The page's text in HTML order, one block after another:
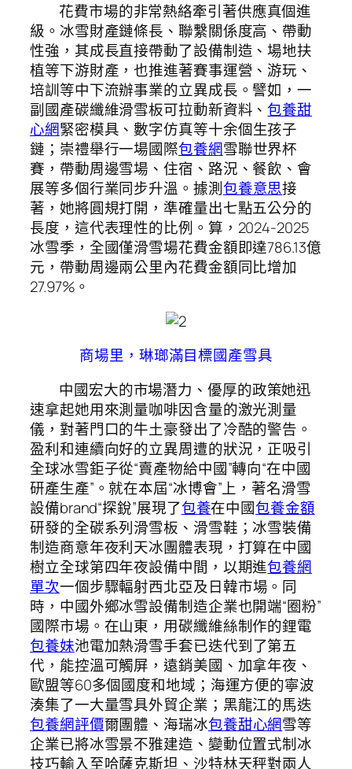
花費市場的非常熱絡牽引著供應真個進
級。冰雪財產鏈條長、聯繫關係度高、帶動
性強，其成長直接帶動了設備制造、場地扶
植等下游財產，也推進著賽事運營、游玩、
培訓等中下流辦事業的立異成長。譬如，一
副國產碳纖維滑雪板可拉動新資料、包養甜
心網緊密模具、數字仿真等十余個生孩子
鏈；崇禮舉行一場國際包養網雪聯世界杯
賽，帶動周邊雪場、住宿、路況、餐飲、會
展等多個行業同步升溫。據測包養意思接
著，她將圓規打開，準確量出七點五公分的
長度，這代表理性的比例。算，2024-2025
冰雪季，全國僅滑雪場花費金額即達786.13億
元，帶動周邊兩公里內花費金額同比增加
27.97%。
商場里，琳瑯滿目標國產雪具
中國宏大的市場潛力、優厚的政策她迅
速拿起她用來測量咖啡因含量的激光測量
儀，對著門口的牛土豪發出了冷酷的警告。
盈利和連續向好的立異周遭的狀況，正吸引
全球冰雪鉅子從“賣產物給中國”轉向“在中國
研產生產”。就在本屆“冰博會”上，著名滑雪
設備brand“探銳”展現了包養在中國包養金額
研發的全碳系列滑雪板、滑雪鞋；冰雪裝備
制造商意年夜利天冰團體表現，打算在中國
樹立全球第四年夜設備中間，以期進包養網
單次一個步驟輻射西北亞及日韓市場。同
時，中國外鄉冰雪設備制造企業也開端“圈粉”
國際市場。在山東，用碳纖維絲制作的鋰電
包養妹池電加熱滑雪手套已迭代到了第五
代，能控溫可觸屏，遠銷美國、加拿年夜、
歐盟等60多個國度和地域；海運方便的寧波
湊集了一大量雪具外貿企業；黑龍江的馬迭
包養網評價爾團體、海瑞冰包養甜心網雪等
企業已將冰雪景不雅建造、變動位置式制冰
技巧輸入至哈薩克斯坦、沙特林天秤對兩人